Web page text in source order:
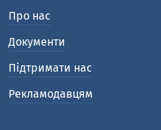
Про нас
Документи
Підтримати нас
Рекламодавцям